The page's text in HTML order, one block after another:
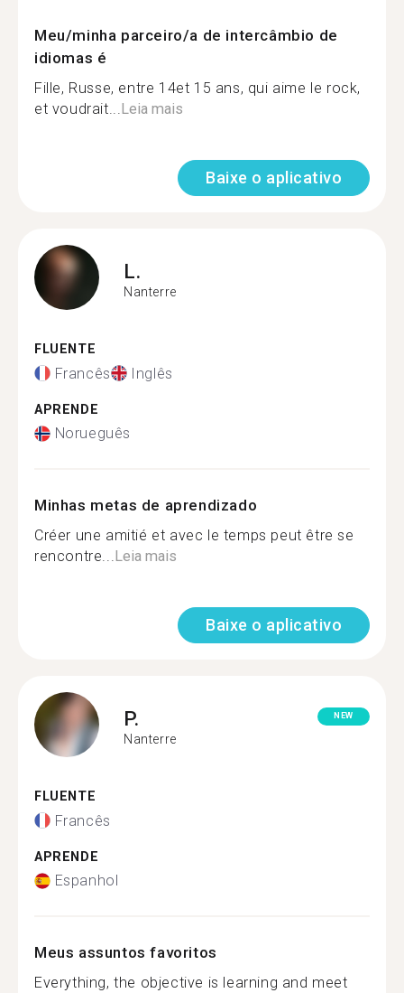
Meu/minha parceiro/a de intercâmbio de
idiomas é
Fille, Russe, entre 14et 15 ans, qui aime le rock,
et voudrait...Leia mais
Baixe o aplicativo
L.
Nanterre
FLUENTE
Francês Inglês
APRENDE
Norueguês
Minhas metas de aprendizado
Créer une amitié et avec le temps peut être se
rencontre...Leia mais
Baixe o aplicativo
P.
Nanterre
NEW
FLUENTE
Francês
APRENDE
Espanhol
Meus assuntos favoritos
Everything, the objective is learning and meet